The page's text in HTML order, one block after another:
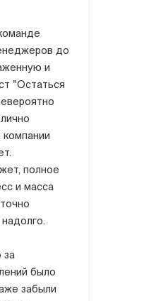
до
и
"Остаться
полное
и масса
за
было
забыли